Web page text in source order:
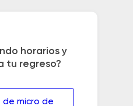
horarios y
tu regreso?
de micro de